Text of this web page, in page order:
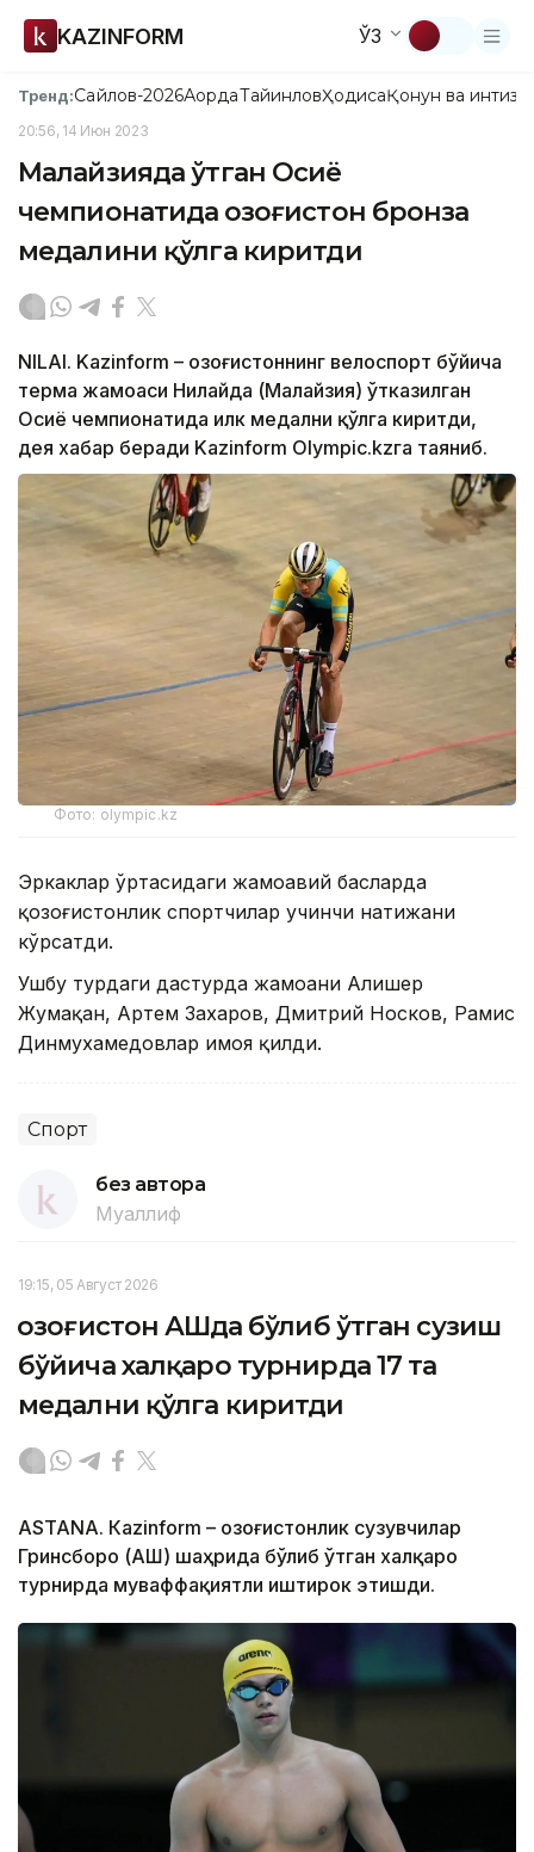
KAZINFORM ЎЗ
Тренд:Сайлов-2026АқордаТайинловҲодисаҚонун ва
20:56, 14 Июн 2023
Малайзияда ўтган Осиё
чемпионатида Қозоғистон бронза
медалини қўлга киритди
NILAI. Kazinform – Қозоғистоннинг велоспорт бўйича
терма жамоаси Нилайда (Малайзия) ўтказилган
Осиё чемпионатида илк медални қўлга киритди,
дея хабар беради Kazinform Olympic.kzга таяниб.
Фото: olympic.kz
Эркаклар ўртасидаги жамоавий баҳсларда
қозоғистонлик спортчилар учинчи натижани
кўрсатди.
Ушбу турдаги дастурда жамоани Алишер
Жумақан, Артем Захаров, Дмитрий Носков, Рамис
Динмухамедовлар ҳимоя қилди.
Спорт
без автора
Муаллиф
19:15, 05 Август 2026
Қозоғистон АҚШда бўлиб ўтган сузиш
бўйича халқаро турнирда 17 та
медални қўлга киритди
ASTANА. Кazinform – Қозоғистонлик сузувчилар
Гринсборо (АҚШ) шаҳрида бўлиб ўтган халқаро
турнирда муваффақиятли иштирок этишди.